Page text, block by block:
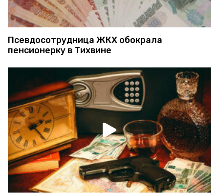
Псевдосотрудница ЖКХ обокрала
пенсионерку в Тихвине